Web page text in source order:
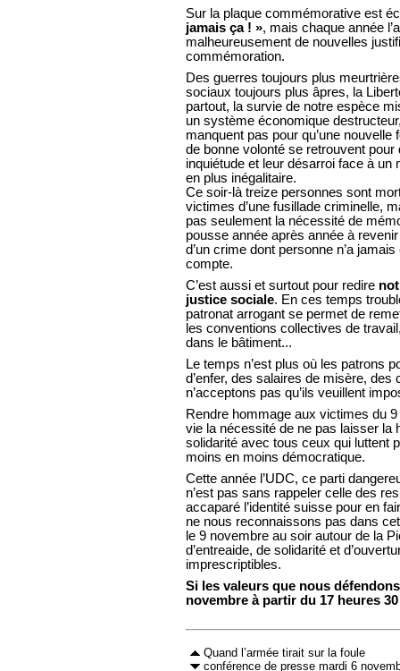
Sur la plaque commémorative est
jamais ça ! », mais chaque année
malheureusement de nouvelles
commémoration.
Des guerres toujours plus
sociaux toujours plus âpres, la
partout, la survie de notre espèce
un système économique
manquent pas pour qu’une nouvelle
de bonne volonté se retrouvent pour
inquiétude et leur désarroi face à un
en plus inégalitaire.
Ce soir-là treize personnes sont
victimes d’une fusillade criminelle,
pas seulement la nécessité de
pousse année après année à
d’un crime dont personne n’a
compte.
C’est aussi et surtout pour redire
justice sociale. En ces temps
patronat arrogant se permet de
les conventions collectives de
dans le bâtiment...
Le temps n’est plus où les patrons
d’enfer, des salaires de misère,
n’acceptons pas qu’ils veuillent
Rendre hommage aux victimes du
vie la nécessité de ne pas laisser la
solidarité avec tous ceux qui luttent
moins en moins démocratique.
Cette année l’UDC, ce parti
n’est pas sans rappeler celle des
accaparé l’identité suisse pour en
ne nous reconnaissons pas dans
le 9 novembre au soir autour de la
d’entreaide, de solidarité et
imprescriptibles.
Si les valeurs que nous
novembre à partir du 17 heures
Quand l’armée tirait sur la foule
conférence de presse mardi 6